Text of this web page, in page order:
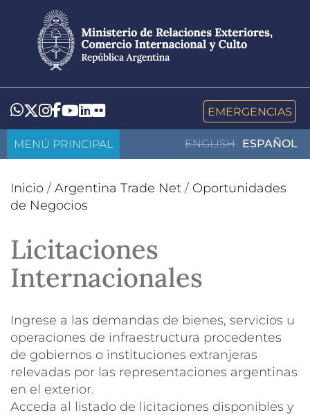
contenido
principal
Whatsapp
Twitter
Instagram
Facebook
YouTube
LinkedIn
Flickr EMERGENCIAS
ENGLISH ESPAÑOL
MENÚ PRINCIPAL
Inicio / Argentina Trade Net / Oportunidades
de Negocios
Licitaciones
Internacionales
Ingrese a las demandas de bienes, servicios u
operaciones de infraestructura procedentes
de gobiernos o instituciones extranjeras
relevadas por las representaciones argentinas
en el exterior.
Acceda al listado de licitaciones disponibles y